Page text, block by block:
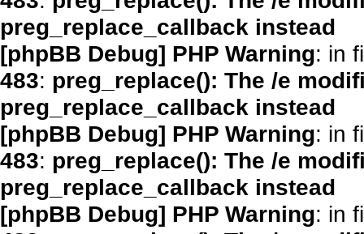
preg_replace_callback instead
[phpBB Debug] PHP Warning: in
483: preg_replace(): The /e
preg_replace_callback instead
[phpBB Debug] PHP Warning: in
483: preg_replace(): The /e
preg_replace_callback instead
[phpBB Debug] PHP Warning: in